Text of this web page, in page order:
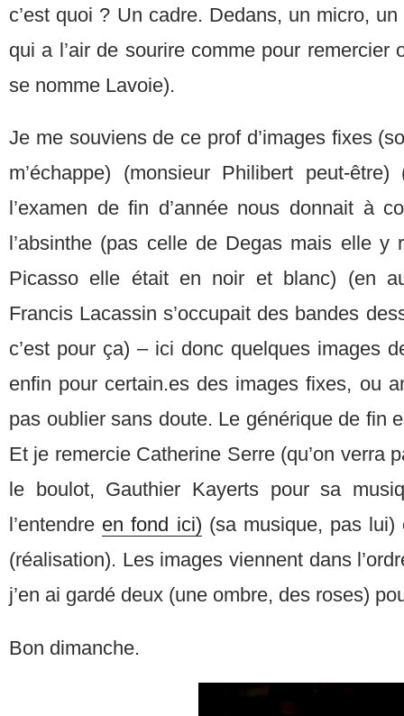
c’est quoi ? Un cadre. Dedans, un micro,
qui a l’air de sourire comme pour remercier
se nomme Lavoie).
Je me souviens de ce prof d’images fixes
m’échappe) (monsieur Philibert peut-
l’examen de fin d’année nous donnait à
l’absinthe (pas celle de Degas mais elle y
Picasso elle était en noir et blanc) (en
Francis Lacassin s’occupait des bandes
c’est pour ça) – ici donc quelques images
enfin pour certain.es des images fixes, ou
pas oublier sans doute. Le générique de fin
Et je remercie Catherine Serre (qu’on verra
le boulot, Gauthier Kayerts pour sa
l’entendre en fond ici) (sa musique, pas
(réalisation). Les images viennent dans
j’en ai gardé deux (une ombre, des roses)
Bon dimanche.